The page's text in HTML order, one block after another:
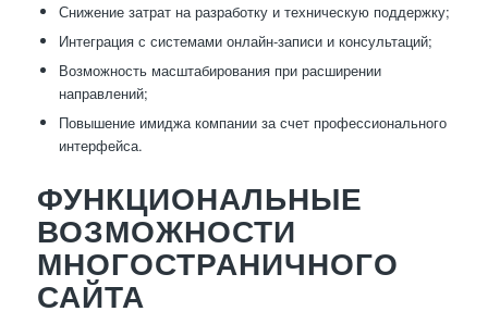
Снижение затрат на разработку и техническую поддержку;
Интеграция с системами онлайн-записи и консультаций;
Возможность масштабирования при расширении
направлений;
Повышение имиджа компании за счет профессионального
интерфейса.
ФУНКЦИОНАЛЬНЫЕ
ВОЗМОЖНОСТИ
МНОГОСТРАНИЧНОГО
САЙТА